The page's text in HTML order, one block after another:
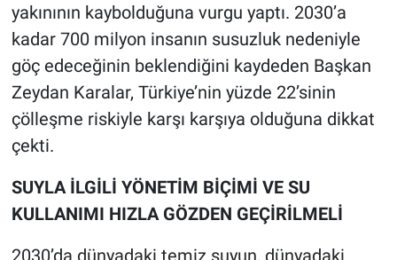
yakınının kaybolduğuna vurgu yaptı. 2030’a
kadar 700 milyon insanın susuzluk nedeniyle
göç edeceğinin beklendiğini kaydeden Başkan
Zeydan Karalar, Türkiye’nin yüzde 22’sinin
çölleşme riskiyle karşı karşıya olduğuna dikkat
çekti.
SUYLA İLGİLİ YÖNETİM BİÇİMİ VE SU
KULLANIMI HIZLA GÖZDEN GEÇİRİLMELİ
2030’da dünyadaki temiz suyun, dünyadaki